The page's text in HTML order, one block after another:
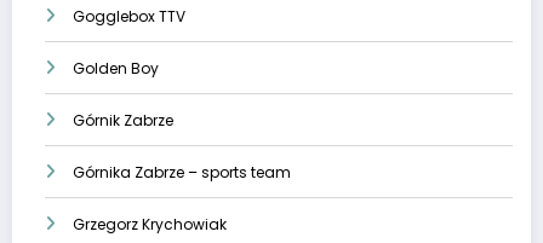
Gogglebox TTV
Golden Boy
Górnik Zabrze
Górnika Zabrze – sports team
Grzegorz Krychowiak